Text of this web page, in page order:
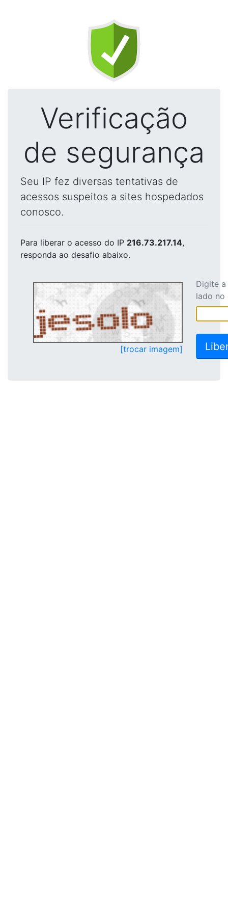
Verificação
de segurança
Seu IP fez diversas tentativas de
acessos suspeitos a sites hospedados
conosco.
Para liberar o acesso do IP 216.73.217.14,
responda ao desafio abaixo.
[trocar imagem]
Digite
lado no